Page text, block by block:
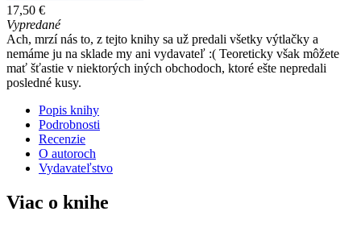
17,50 €
Vypredané
Ach, mrzí nás to, z tejto knihy sa už predali všetky výtlačky a
nemáme ju na sklade my ani vydavateľ :( Teoreticky však môžete
mať šťastie v niektorých iných obchodoch, ktoré ešte nepredali
posledné kusy.
Popis knihy
Podrobnosti
Recenzie
O autoroch
Vydavateľstvo
Viac o knihe